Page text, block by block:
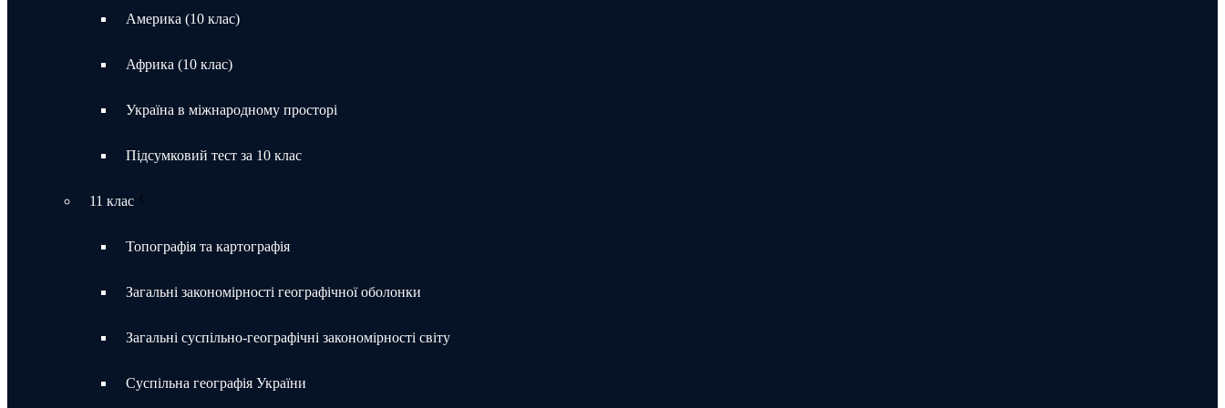
Америка (10 клас)
Африка (10 клас)
Україна в міжнародному просторі
Підсумковий тест за 10 клас
11 клас
Топографія та картографія
Загальні закономірності географічної оболонки
Загальні суспільно-географічні закономірності світу
Суспільна географія України